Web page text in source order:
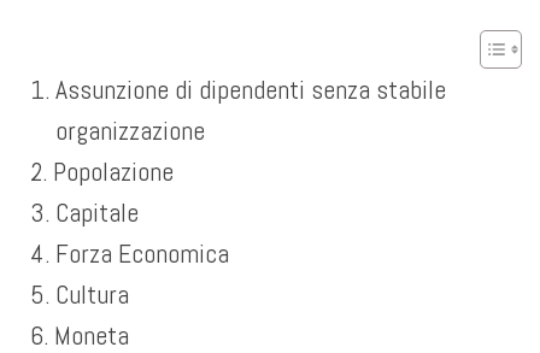
Assunzione di dipendenti senza stabile
organizzazione
Popolazione
Capitale
Forza Economica
Cultura
Moneta